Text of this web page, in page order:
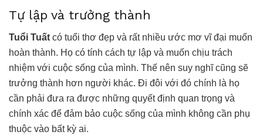
Tự lập và trưởng thành
Tuổi Tuất có tuổi thơ đẹp và rất nhiều ước mơ vĩ đại muốn
hoàn thành. Họ có tính cách tự lập và muốn chịu trách
nhiệm với cuộc sống của mình. Thế nên suy nghĩ cũng sẽ
trưởng thành hơn người khác. Đi đôi với đó chính là họ
cần phải đưa ra được những quyết định quan trọng và
chính xác để đảm bảo cuộc sống của mình không cần phụ
thuộc vào bất kỳ ai.